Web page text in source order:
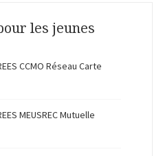
les jeunes
CCMO Réseau Carte
MEUSREC Mutuelle